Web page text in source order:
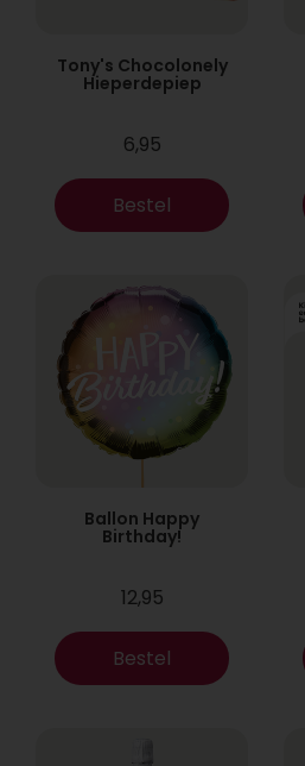
Tony's Chocolonely
Hieperdepiep
6,95
Bestel
Ballon Happy
Birthday!
12,95
Bestel